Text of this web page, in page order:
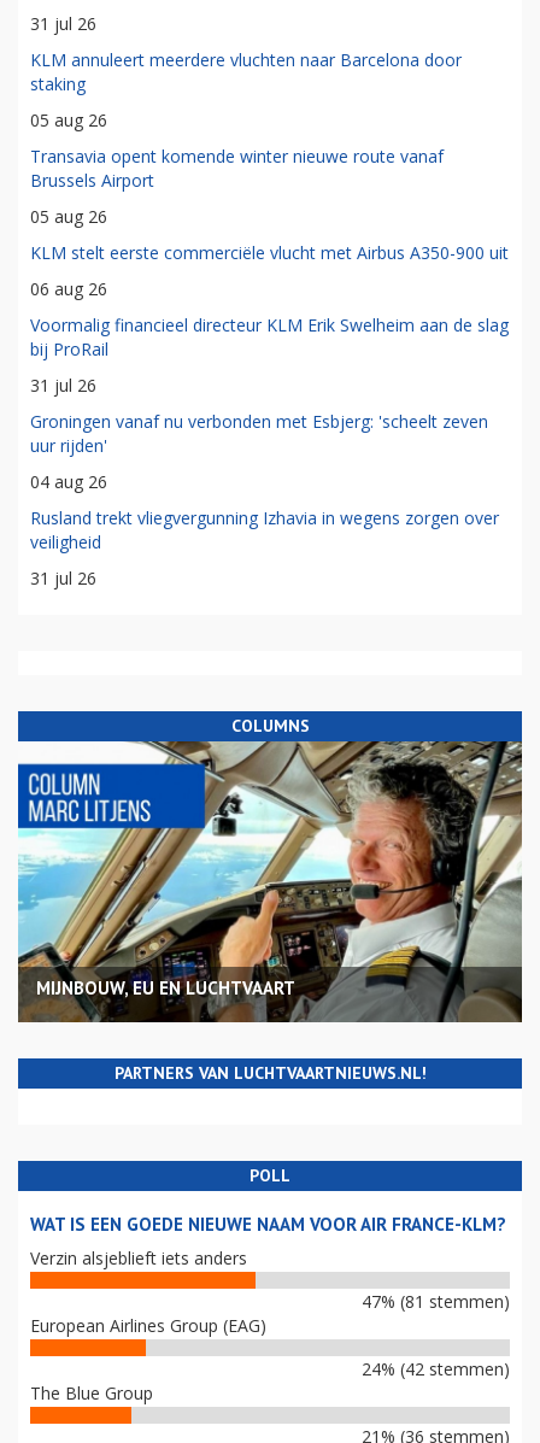
31 jul 26
KLM annuleert meerdere vluchten naar Barcelona door
staking
05 aug 26
Transavia opent komende winter nieuwe route vanaf
Brussels Airport
05 aug 26
KLM stelt eerste commerciële vlucht met Airbus A350-900 uit
06 aug 26
Voormalig financieel directeur KLM Erik Swelheim aan de slag
bij ProRail
31 jul 26
Groningen vanaf nu verbonden met Esbjerg: 'scheelt zeven
uur rijden'
04 aug 26
Rusland trekt vliegvergunning Izhavia in wegens zorgen over
veiligheid
31 jul 26
COLUMNS
MIJNBOUW, EU EN LUCHTVAART
PARTNERS VAN LUCHTVAARTNIEUWS.NL!
POLL
WAT IS EEN GOEDE NIEUWE NAAM VOOR AIR FRANCE-KLM?
Verzin alsjeblieft iets anders
47% (81 stemmen)
European Airlines Group (EAG)
24% (42 stemmen)
The Blue Group
21% (36 stemmen)